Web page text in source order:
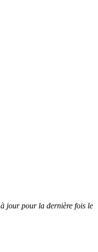
jour pour la dernière fois le